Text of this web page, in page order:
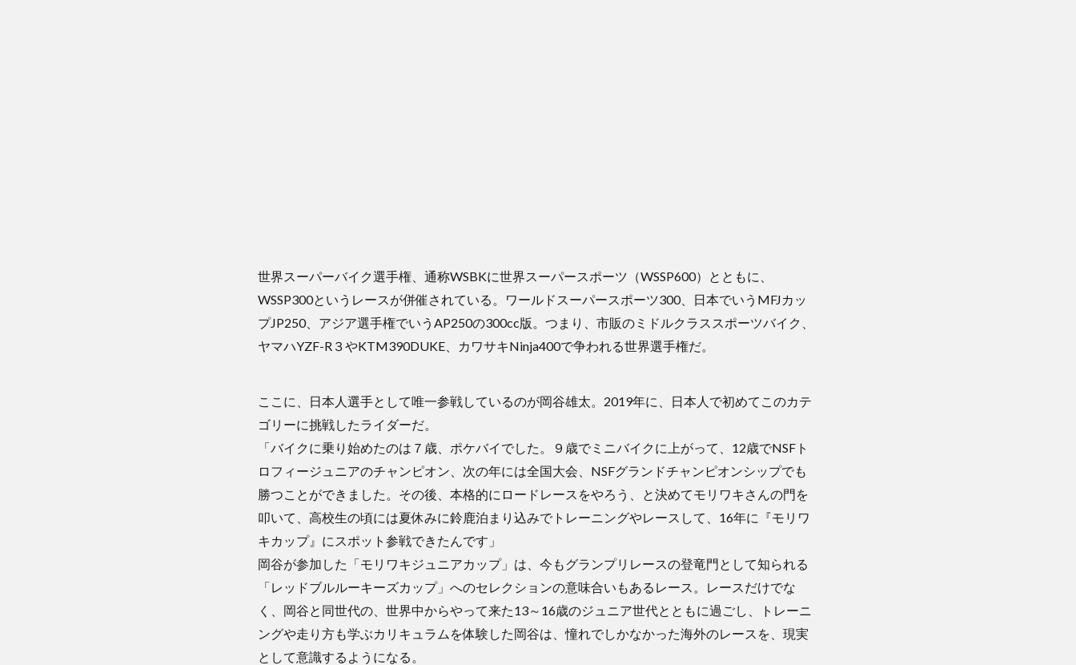
世界スーパーバイク選手権、通称WSBKに世界スーパースポーツ（WSSP600）とともに、
WSSP300というレースが併催されている。ワールドスーパースポーツ300、日本でいうMFJカッ
プJP250、アジア選手権でいうAP250の300cc版。つまり、市販のミドルクラススポーツバイク、
ヤマハYZF-R３やKTM390DUKE、カワサキNinja400で争われる世界選手権だ。
ここに、日本人選手として唯一参戦しているのが岡谷雄太。2019年に、日本人で初めてこのカテ
ゴリーに挑戦したライダーだ。
「バイクに乗り始めたのは７歳、ポケバイでした。９歳でミニバイクに上がって、12歳でNSFト
ロフィージュニアのチャンピオン、次の年には全国大会、NSFグランドチャンピオンシップでも
勝つことができました。その後、本格的にロードレースをやろう、と決めてモリワキさんの門を
叩いて、高校生の頃には夏休みに鈴鹿泊まり込みでトレーニングやレースして、16年に『モリワ
キカップ』にスポット参戦できたんです」
岡谷が参加した「モリワキジュニアカップ」は、今もグランプリレースの登竜門として知られる
「レッドブルルーキーズカップ」へのセレクションの意味合いもあるレース。レースだけでな
く、岡谷と同世代の、世界中からやって来た13～16歳のジュニア世代とともに過ごし、トレーニ
ングや走り方も学ぶカリキュラムを体験した岡谷は、憧れでしかなかった海外のレースを、現実
として意識するようになる。